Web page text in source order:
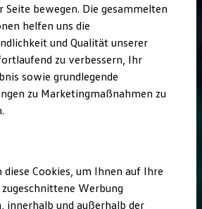
Service
Special
Pflege & Inspektion
anfragen
Vorteile bei Volkswagen Nutzfahrzeuge
Service
& Reifen Service
& Apps
App
für Ihren ID. Buzz
für Ihren Transporter/Caravelle
für Ihren Amarok
für andere Modelle
Seite bewegen. Die gesammelten
helfen uns die
und Qualität unserer
zu verbessern, Ihr
sowie grundlegende
zu Marketingmaßnahmen zu
Cookies, um Ihnen auf Ihre
Werbung
innerhalb und außerhalb der